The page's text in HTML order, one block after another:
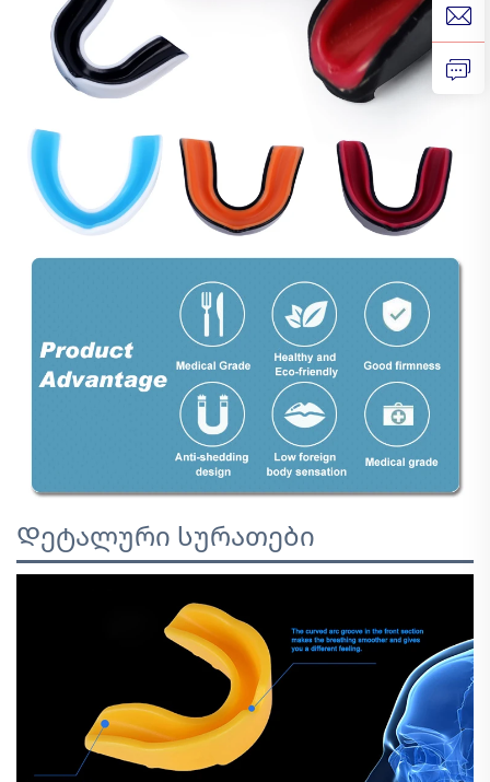
Დეტალური სურათები